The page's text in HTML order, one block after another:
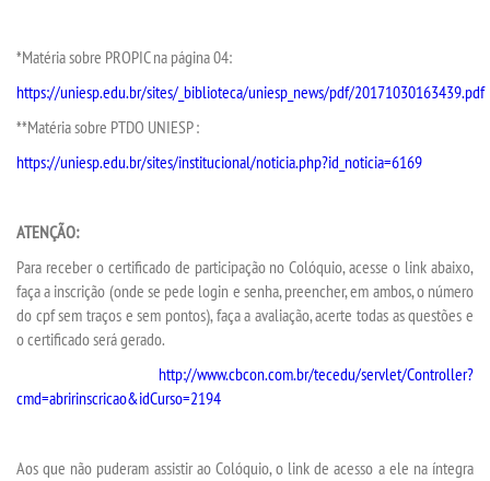
*Matéria sobre PROPIC na página 04:
https://uniesp.edu.br/sites/_biblioteca/uniesp_news/pdf/20171030163439.pdf
**Matéria sobre PTDO UNIESP :
https://uniesp.edu.br/sites/institucional/noticia.php?id_noticia=6169
ATENÇÃO:
Para receber o certificado de participação no Colóquio, acesse o link abaixo,
faça a inscrição (onde se pede login e senha, preencher, em ambos, o número
do cpf sem traços e sem pontos), faça a avaliação, acerte todas as questões e
o certificado será gerado.
http://www.cbcon.com.br/tecedu/servlet/Controller?
cmd=abririnscricao&idCurso=2194
Aos que não puderam assistir ao Colóquio, o link de acesso a ele na íntegra